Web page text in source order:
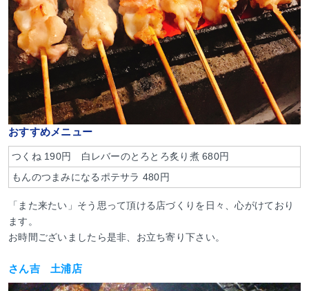
おすすめメニュー
つくね 190円 白レバーのとろとろ炙り煮 680円
もんのつまみになるポテサラ 480円
「また来たい」そう思って頂ける店づくりを日々、心がけており
ます。
お時間ございましたら是非、お立ち寄り下さい。
さん吉 土浦店